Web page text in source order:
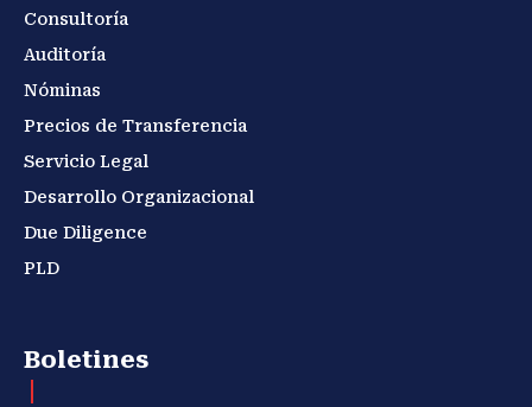
Consultoría
Auditoría
Nóminas
Precios de Transferencia
Servicio Legal
Desarrollo Organizacional
Due Diligence
PLD
Boletines